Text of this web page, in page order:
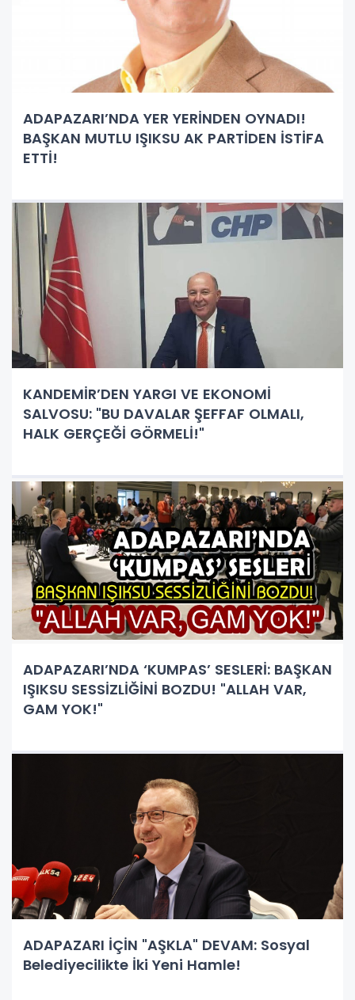
ADAPAZARI’NDA YER YERİNDEN OYNADI!
BAŞKAN MUTLU IŞIKSU AK PARTİDEN İSTİFA
ETTİ!
KANDEMİR’DEN YARGI VE EKONOMİ
SALVOSU: "BU DAVALAR ŞEFFAF OLMALI,
HALK GERÇEĞİ GÖRMELİ!"
ADAPAZARI’NDA ‘KUMPAS’ SESLERİ: BAŞKAN
IŞIKSU SESSİZLİĞİNİ BOZDU! "ALLAH VAR,
GAM YOK!"
ADAPAZARI İÇİN "AŞKLA" DEVAM: Sosyal
Belediyecilikte İki Yeni Hamle!